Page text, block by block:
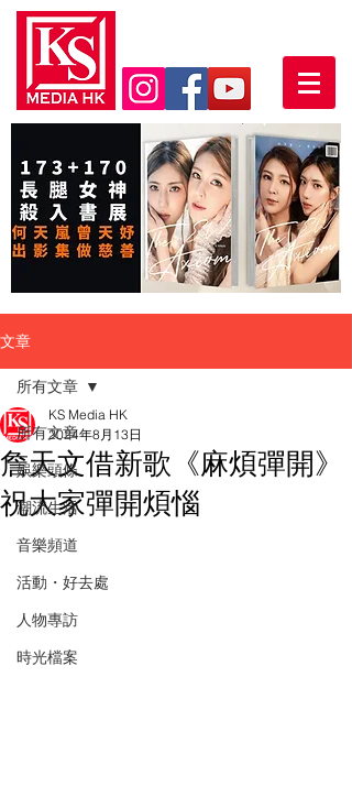
文章
所有文章
娛樂頭條
潮流生活
音樂頻道
活動・好去處
人物專訪
時光檔案
所有文章
詹天文借新歌《麻煩彈開》
祝大家彈開煩惱
KS Media HK
2024年8月13日